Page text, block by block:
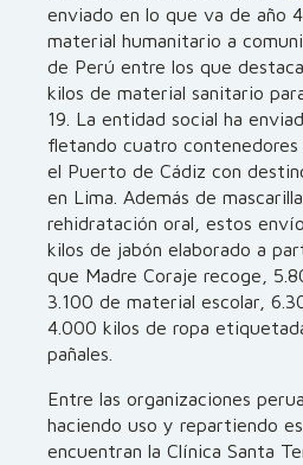
enviado en lo que va de año
material humanitario a
de Perú entre los que
kilos de material sanitario
19. La entidad social ha
fletando cuatro
el Puerto de Cádiz con
en Lima. Además de
rehidratación oral, estos
kilos de jabón elaborado a
que Madre Coraje recoge,
3.100 de material escolar,
4.000 kilos de ropa
pañales.
Entre las organizaciones
haciendo uso y repartiendo
encuentran la Clínica Santa